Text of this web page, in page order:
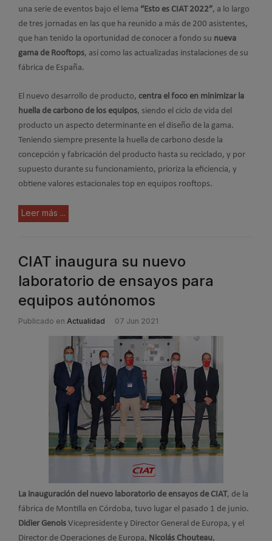
una serie de eventos bajo el lema “Esto es CIAT 2022”, a lo largo
de tres jornadas en las que ha reunido a más de 200 asistentes,
que han tenido la oportunidad de conocer a fondo su nueva
gama de Rooftops, así como las actualizadas instalaciones de su
fábrica de España.
El nuevo desarrollo de producto, centra el foco en minimizar la
huella de carbono de los equipos, siendo el ciclo de vida del
producto un aspecto determinante en el diseño de la gama.
Teniendo siempre presente la huella de carbono desde la
concepción y fabricación del producto hasta su reciclado, y por
supuesto durante su funcionamiento, prioriza la eficiencia, y
obtiene valores estacionales top en equipos rooftops.
Leer más ...
CIAT inaugura su nuevo
laboratorio de ensayos para
equipos autónomos
Publicado en Actualidad 07 Jun 2021
La inauguración del nuevo laboratorio de ensayos de CIAT, de la
fábrica de Montilla en Córdoba, tuvo lugar el pasado 1 de junio.
Didier Genois Vicepresidente y Director General de Europa, y el
Director de Operaciones de Europa, Nicolás Chouteau,